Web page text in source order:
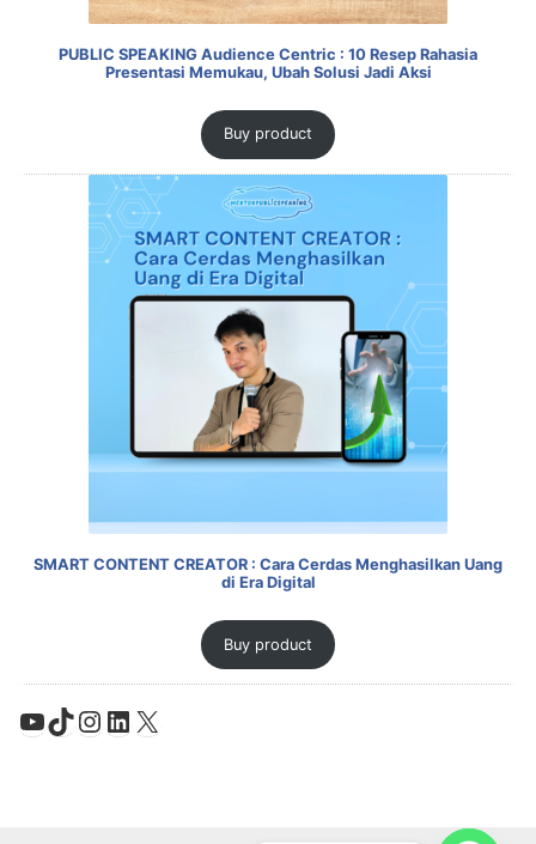
PUBLIC SPEAKING Audience Centric : 10 Resep Rahasia
Presentasi Memukau, Ubah Solusi Jadi Aksi
Buy product
SMART CONTENT CREATOR : Cara Cerdas Menghasilkan Uang
di Era Digital
Buy product
YouTube
TikTok
Instagram
LinkedIn
X